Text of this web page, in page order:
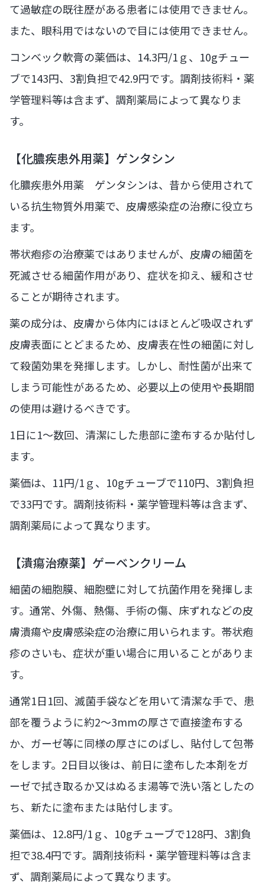
て過敏症の既往歴がある患者には使用できません。
また、眼科用ではないので目には使用できません。
コンベック軟膏の薬価は、14.3円/1ｇ、10gチュー
ブで143円、3割負担で42.9円です。調剤技術料・薬
学管理料等は含まず、調剤薬局によって異なりま
す。
【化膿疾患外用薬】ゲンタシン
化膿疾患外用薬 ゲンタシンは、昔から使用されて
いる抗生物質外用薬で、皮膚感染症の治療に役立ち
ます。
帯状疱疹の治療薬ではありませんが、皮膚の細菌を
死滅させる細菌作用があり、症状を抑え、緩和させ
ることが期待されます。
薬の成分は、皮膚から体内にはほとんど吸収されず
皮膚表面にとどまるため、皮膚表在性の細菌に対し
て殺菌効果を発揮します。しかし、耐性菌が出来て
しまう可能性があるため、必要以上の使用や長期間
の使用は避けるべきです。
1日に1～数回、清潔にした患部に塗布するか貼付し
ます。
薬価は、11円/1ｇ、10gチューブで110円、3割負担
で33円です。調剤技術料・薬学管理料等は含まず、
調剤薬局によって異なります。
【潰瘍治療薬】ゲーベンクリーム
細菌の細胞膜、細胞壁に対して抗菌作用を発揮しま
す。通常、外傷、熱傷、手術の傷、床ずれなどの皮
膚潰瘍や皮膚感染症の治療に用いられます。帯状疱
疹のさいも、症状が重い場合に用いることがありま
す。
通常1日1回、滅菌手袋などを用いて清潔な手で、患
部を覆うように約2〜3mmの厚さで直接塗布する
か、ガーゼ等に同様の厚さにのばし、貼付して包帯
をします。2日目以後は、前日に塗布した本剤をガ
ーゼで拭き取るか又はぬるま湯等で洗い落としたの
ち、新たに塗布または貼付します。
薬価は、12.8円/1ｇ、10gチューブで128円、3割負
担で38.4円です。調剤技術料・薬学管理料等は含ま
ず、調剤薬局によって異なります。